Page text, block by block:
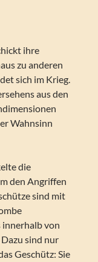
ihre
zu anderen
sich im Krieg.
aus den
Wahnsinn
die
den Angriffen
sind mit
innerhalb von
sind nur
Geschütz: Sie